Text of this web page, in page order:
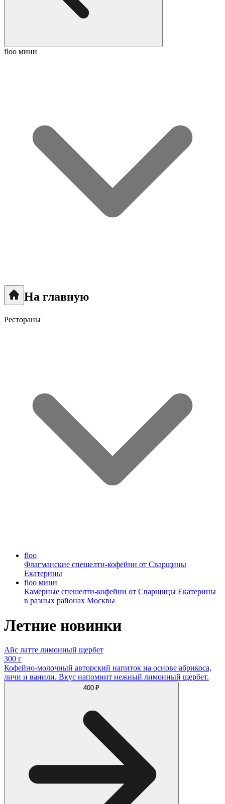
floo мини
На главную
Рестораны
floo
Флагманские спешелти-кофейни от Сварщицы
Екатерины
floo мини
Камерные спешелти-кофейни от Сварщицы Екатерины
в разных районах Москвы
Летние новинки
Айс латте лимонный щербет
300 г
Кофейно-молочный авторский напиток на основе абрикоса,
личи и ванили. Вкус напомнит нежный лимонный щербет.
400 ₽